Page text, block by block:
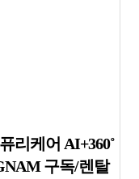
리케어 AI+360˚
구독/렌탈